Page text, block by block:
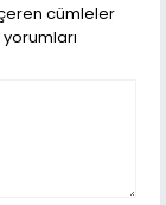
cümleler